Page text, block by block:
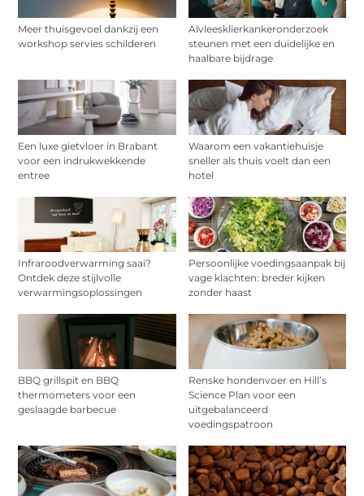
Meer thuisgevoel dankzij een
workshop servies schilderen
Alvleesklierkankeronderzoek
steunen met een duidelijke en
haalbare bijdrage
Een luxe gietvloer in Brabant
voor een indrukwekkende
entree
Waarom een vakantiehuisje
sneller als thuis voelt dan een
hotel
Infraroodverwarming saai?
Ontdek deze stijlvolle
verwarmingsoplossingen
Persoonlijke voedingsaanpak bij
vage klachten: breder kijken
zonder haast
BBQ grillspit en BBQ
thermometers voor een
geslaagde barbecue
Renske hondenvoer en Hill’s
Science Plan voor een
uitgebalanceerd
voedingspatroon